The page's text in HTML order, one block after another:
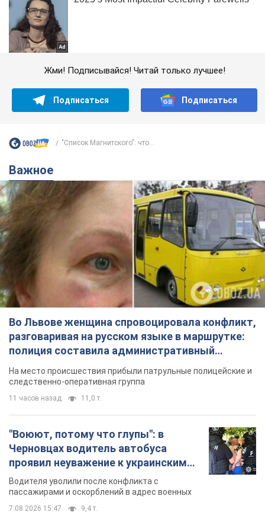
Жми! Подписывайся! Читай только лучшее!
Подписаться Подписаться
"Список Магнитского": что...
Важное
Во Львове женщина спровоцировала конфликт,
разговаривая на русском языке в маршрутке:
полиция составила административный
протокол. Видео
На место происшествия прибыли патрульные полицейские и
следственно-оперативная группа
11 часов назад 11,0 т.
"Воюют, потому что глупы": в
Черновцах водитель автобуса
проявил неуважение к украинским
военным и поплатился за это.
Видео
Водителя уволили после конфликта с
пассажирами и оскорблений в адрес военных
7.08.2026 15:47 9,4 т.